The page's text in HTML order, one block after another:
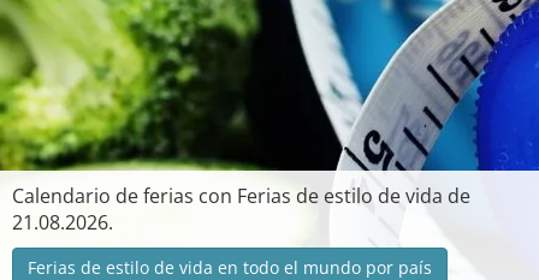
Calendario de ferias con Ferias de estilo de vida de
21.08.2026.
Ferias de estilo de vida en todo el mundo por país